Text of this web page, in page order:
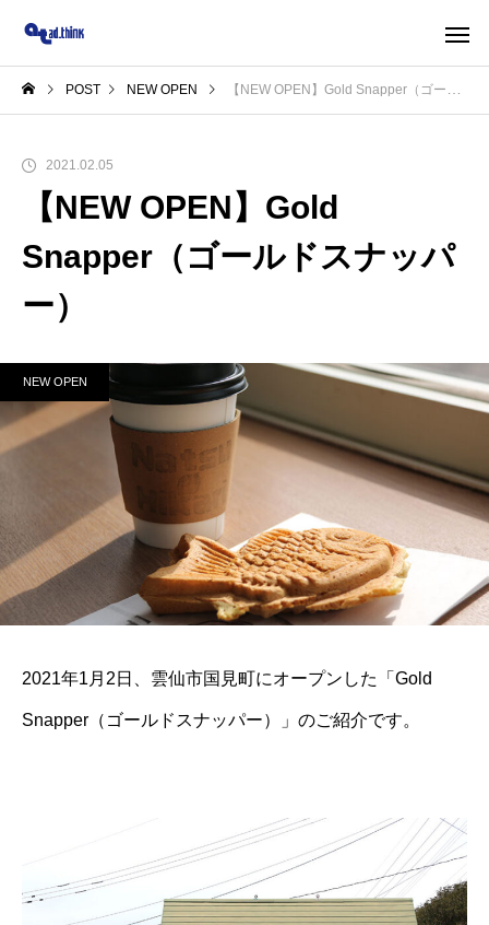
POST NEW OPEN 【NEW OPEN】Gold Snapper（ゴールドスナッパー）
2021.02.05
【NEW OPEN】Gold
Snapper（ゴールドスナッパ
ー）
NEW OPEN
2021年1月2日、雲仙市国見町にオープンした「Gold
Snapper（ゴールドスナッパー）」のご紹介です。